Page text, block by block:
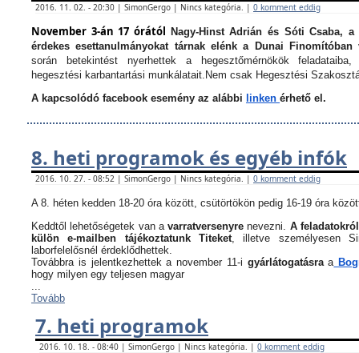
2016. 11. 02. - 20:30 | SimonGergo | Nincs kategória. | 0 komment eddig
November 3-án 17 órától Nagy-Hinst Adrián és Sóti Csaba,
érdekes esettanulmányokat tárnak elénk a Dunai Finomítóban
során betekintést nyerhettek a hegesztőmérnökök
hegesztési karbantartási munkálatait. Nem csak Hegesztési
A kapcsolódó facebook esemény az alábbi
linken érhető el.
8. heti programok és egyéb infók
2016. 10. 27. - 08:52 | SimonGergo | Nincs kategória. | 0 komment eddig
A 8. héten kedden 18-20 óra között, csütörtökön pedig 16-19 óra
Keddtől lehetőségetek van a varratversenyrenevezni. A
külön e-mailben tájékoztatunk Titeket, illetve személyesen
laborfelelősnél érdeklődhettek.
Továbbra is jelentkezhettek a november 11-i gyárlátogatásraa
hogy milyen egy teljesen magyar
...
Tovább
7. heti programok
2016. 10. 18. - 08:40 | SimonGergo | Nincs kategória. | 0 komment eddig